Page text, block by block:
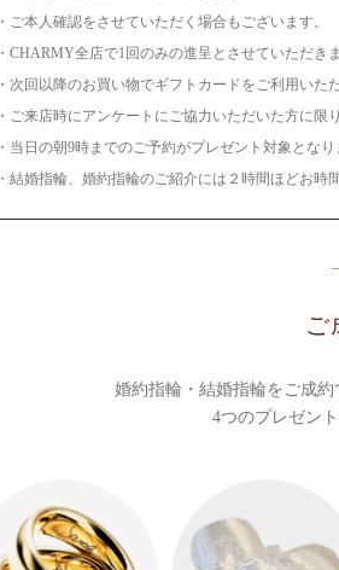
・ご本人確認をさせていただく場合もございます。
・CHARMY全店で1回のみの進呈とさせていただきま
・次回以降のお買い物でギフトカードをご利用いた
・ご来店時にアンケートにご協力いただいた方に限り
・当日の朝9時までのご予約がプレゼント対象となり
・結婚指輪、婚約指輪のご紹介には２時間ほどお時
ご
婚約指輪・結婚指輪をご成約
4つのプレゼン